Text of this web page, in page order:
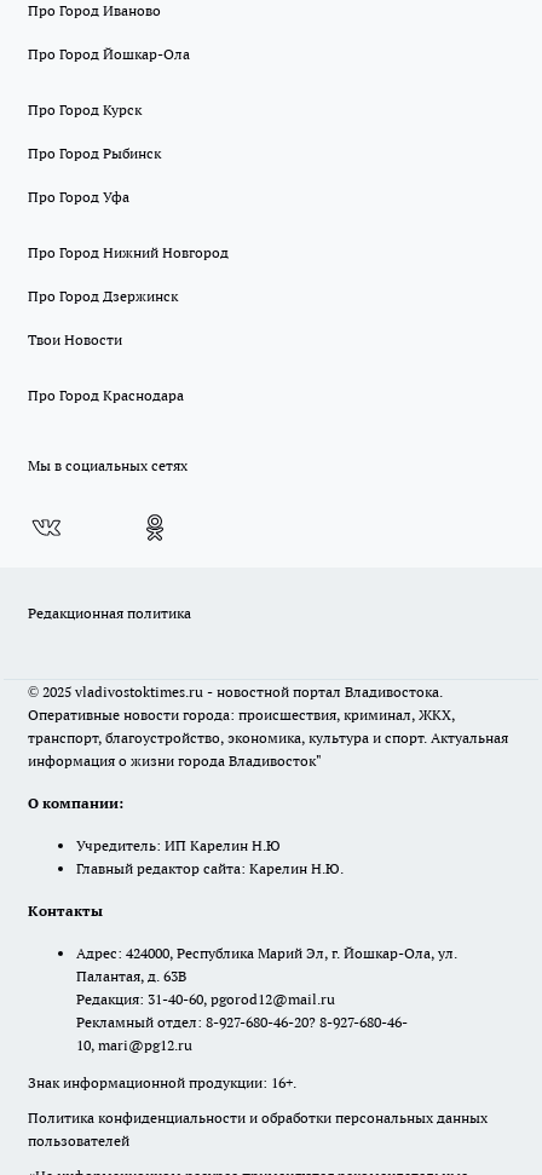
Про Город Иваново
Про Город Йошкар-Ола
Про Город Курск
Про Город Рыбинск
Про Город Уфа
Про Город Нижний Новгород
Про Город Дзержинск
Твои Новости
Про Город Краснодара
Мы в социальных сетях
Редакционная политика
© 2025 vladivostoktimes.ru - новостной портал Владивостока.
Оперативные новости города: происшествия, криминал, ЖКХ,
транспорт, благоустройство, экономика, культура и спорт. Актуальная
информация о жизни города Владивосток"
О компании:
Учредитель: ИП Карелин Н.Ю
Главный редактор сайта: Карелин Н.Ю.
Контакты
Адрес: 424000, Республика Марий Эл, г. Йошкар-Ола, ул.
Палантая, д. 63В
Редакция: 31-40-60, pgorod12@mail.ru
Рекламный отдел: 8-927-680-46-20? 8-927-680-46-
10, mari@pg12.ru
Знак информационной продукции: 16+.
Политика конфиденциальности и обработки персональных данных
пользователей